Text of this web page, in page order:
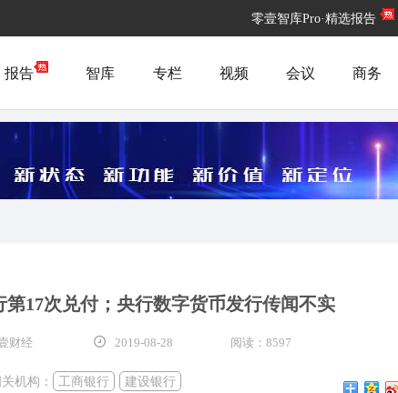
零壹智库Pro·精选报告
报告 智库 专栏 视频 会议 商务
17次兑付；央行数字货币发行传闻不实
财经 2019-08-28 阅读：8597
机构： 工商银行 建设银行